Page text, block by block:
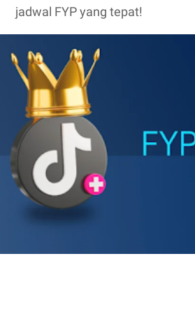
jadwal FYP yang tepat!